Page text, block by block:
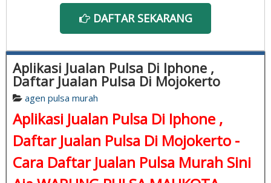
DAFTAR SEKARANG
Aplikasi Jualan Pulsa Di Iphone ,
Daftar Jualan Pulsa Di Mojokerto
agen pulsa murah
Aplikasi Jualan Pulsa Di Iphone ,
Daftar Jualan Pulsa Di Mojokerto -
Cara Daftar Jualan Pulsa Murah Sini